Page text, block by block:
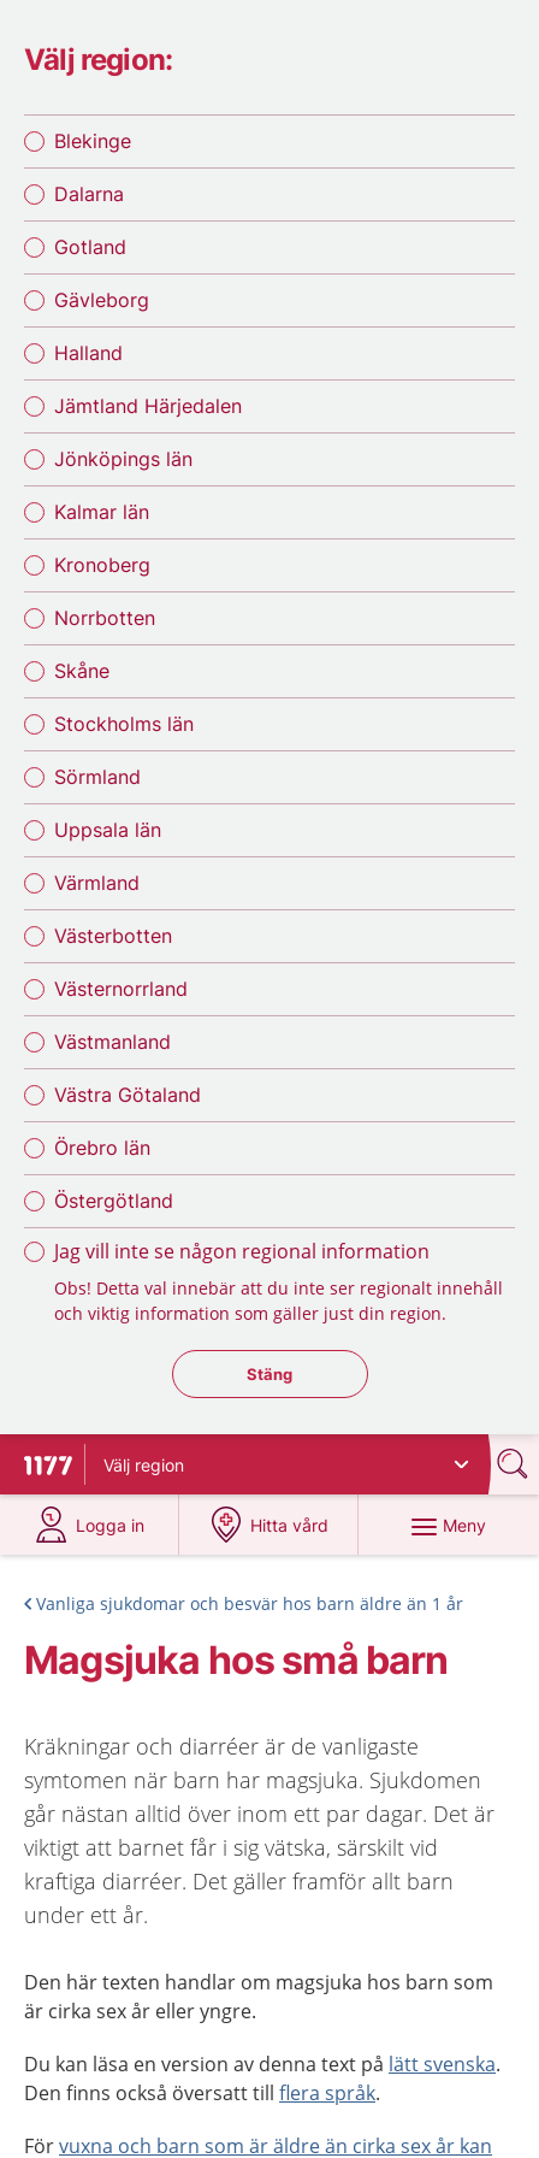
Välj region:
Blekinge
Dalarna
Gotland
Gävleborg
Halland
Jämtland Härjedalen
Jönköpings län
Kalmar län
Kronoberg
Norrbotten
Skåne
Stockholms län
Sörmland
Uppsala län
Värmland
Västerbotten
Västernorrland
Västmanland
Västra Götaland
Örebro län
Östergötland
Jag vill inte se någon regional information
Obs! Detta val innebär att du inte ser regionalt innehåll
och viktig information som gäller just din region.
Stäng regionsväljaren
Stäng
Till startsidan för 1177
Välj region
Logga in
på 1177.se
Hitta vård
på 1177.se
Meny
Vanliga sjukdomar och besvär hos barn äldre än 1 år
Magsjuka hos små barn
Kräkningar och diarréer är de vanligaste
symtomen när barn har magsjuka. Sjukdomen
går nästan alltid över inom ett par dagar. Det är
viktigt att barnet får i sig vätska, särskilt vid
kraftiga diarréer. Det gäller framför allt barn
under ett år.
Den här texten handlar om magsjuka hos barn som
är cirka sex år eller yngre.
Du kan läsa en version av denna text på lätt svenska.
Den finns också översatt till flera språk.
Förvuxna och barn som är äldre än cirka sex år kan